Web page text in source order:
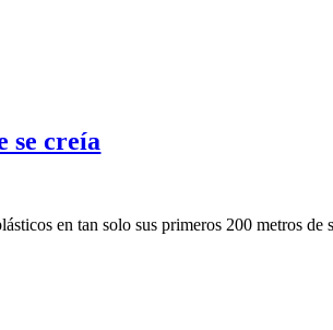
se creía
en tan solo sus primeros 200 metros